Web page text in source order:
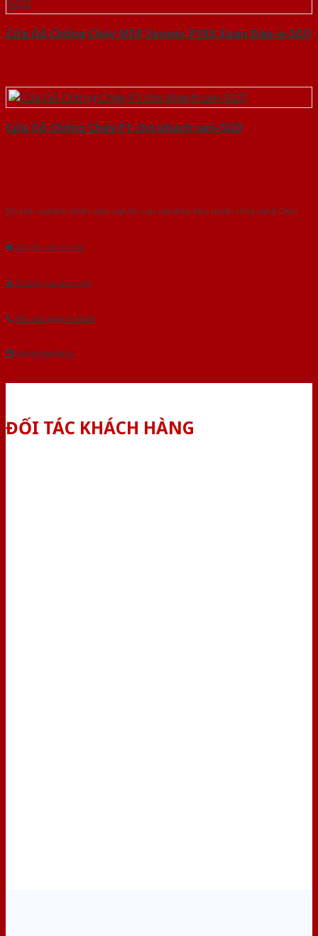
Cửa Gỗ Chống Cháy MDF Veneer P1R5 Xoan Đào-a-SGD
Cửa Gỗ Chống Cháy P1 cho khach san-SGD
Với kinh nghiệm nhiêu năm nghiên cứu cửa theo tiêu chuẩn công nghệ Châu
Gửi yêu cầu tư vấn
Tải báo giá tổng hợp
Yêu cầu gọi lại (3 phút)
Dành cho đại lý
ĐỐI TÁC KHÁCH HÀNG